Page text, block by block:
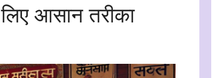
आसान तरीका